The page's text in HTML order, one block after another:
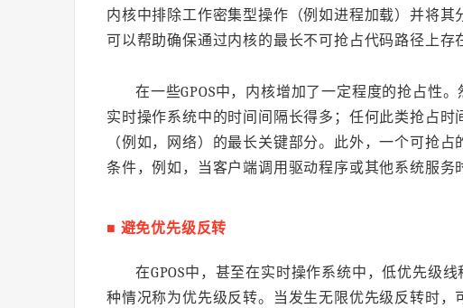
内核中排除工作密集型操作（例如进程加载）并将
可以帮助确保通过内核的最长不可抢占代码路径上存
在一些GPOS中，内核增加了一定程度的抢占性
实时操作系统中的时间间隔长得多；任何此类抢占时
（例如，网络）的最长关键部分。此外，一个可抢
条件，例如，当客户端调用驱动程序或其他系统服务
■ 避免优先级反转
在GPOS中，甚至在实时操作系统中，低优先级
种情况称为优先级反转。当发生无限优先级反转时